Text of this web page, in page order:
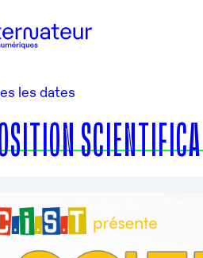
les dates
SCIENTIFICA